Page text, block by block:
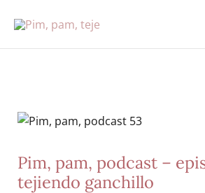
contenido
Pim, pam, podcast –
tejiendo ganchillo